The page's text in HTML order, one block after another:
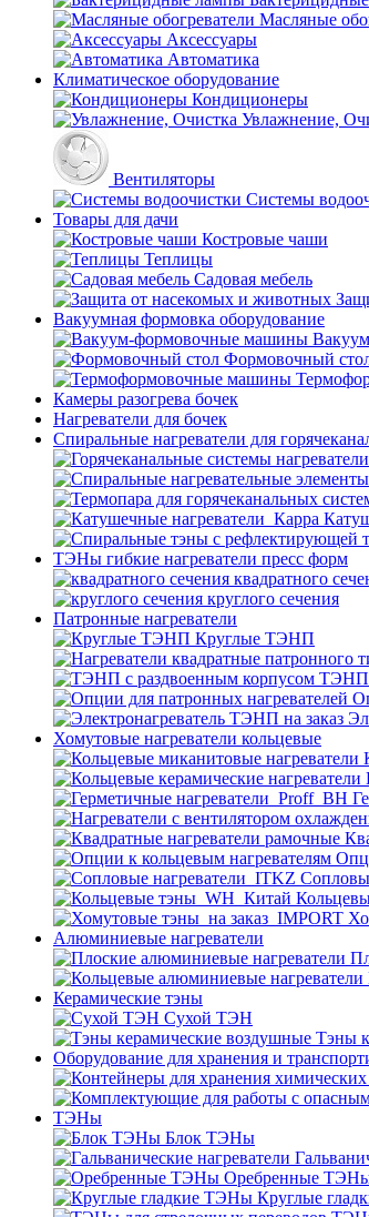
Масляные
Аксессуары
Автоматика
Климатическое оборудование
Кондиционеры
Увлажнение,
Вентиляторы
Системы
Товары для дачи
Костровые чаши
Теплицы
Садовая мебель
Вакуумная формовка оборудование
Формовочный
Камеры разогрева бочек
Нагреватели для бочек
Спиральные нагреватели для
ТЭНы гибкие нагреватели пресс форм
квадратного
круглого сечения
Патронные нагреватели
Круглые ТЭНП
ТЭНП
Хомутовые нагреватели кольцевые
Алюминиевые нагреватели
Керамические тэны
Сухой ТЭН
Тэны
Оборудование для хранения и
ТЭНы
Блок ТЭНы
Оребренные
Круглые